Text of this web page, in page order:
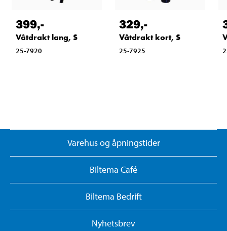
399,-
Våtdrakt lang, S
25-7920
329,-
Våtdrakt kort, S
25-7925
Varehus og åpningstider
Biltema Café
Biltema Bedrift
Nyhetsbrev